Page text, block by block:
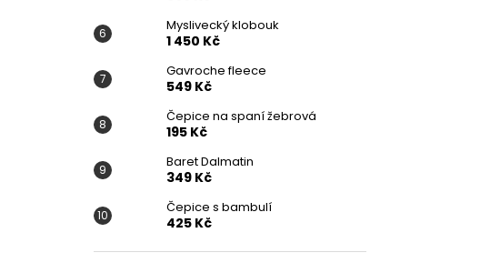
Myslivecký klobouk
1 450 Kč
Gavroche fleece
549 Kč
Čepice na spaní žebrová
195 Kč
Baret Dalmatin
349 Kč
Čepice s bambulí
425 Kč